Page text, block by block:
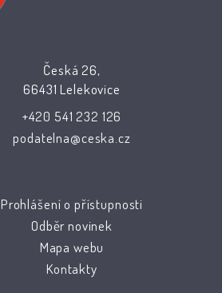
Česká 26,
66431 Lelekovice
+420 541 232 126
podatelna@ceska.cz
Prohlášení o přístupnosti
Odběr novinek
Mapa webu
Kontakty